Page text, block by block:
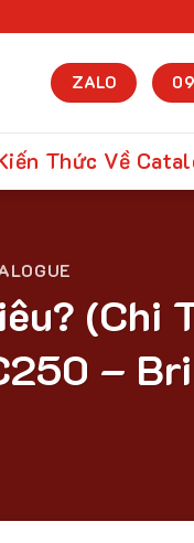
ZALO
Thức Về
–